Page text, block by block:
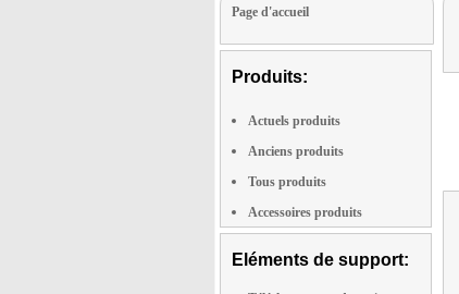
Page d'accueil
Produits:
Actuels produits
Anciens produits
Tous produits
Accessoires produits
Eléments de support: